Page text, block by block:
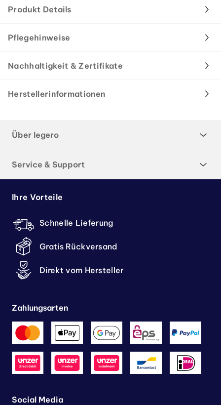
Produkt Details
Pflegehinweise
Nachhaltigkeit & Zertifikate
Herstellerinformationen
Über legero
Service & Support
Ihre Vorteile
Schnelle Lieferung
Gratis Rückversand
Direkt vom Hersteller
Zahlungsarten
Social Media